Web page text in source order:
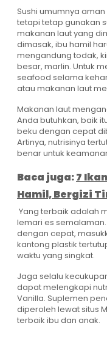
Sushi umumnya
tetapi tetap gunakan
makanan laut yang
dimasak, ibu hamil
mengandung todak,
besar, marlin. Untuk
seafood selama
atau makanan laut
Makanan laut
Anda butuhkan, baik
beku dengan cepat
Artinya, nutrisinya
benar untuk
Baca juga:7
Hamil, Bergizi
Yang terbaik adalah
lemari es
dengan cepat,
kantong plastik
waktu yang singkat.
Jaga selalu
dapat melengkapi
Vanilla. Suplemen
diperoleh lewat situs
terbaik ibu dan anak.